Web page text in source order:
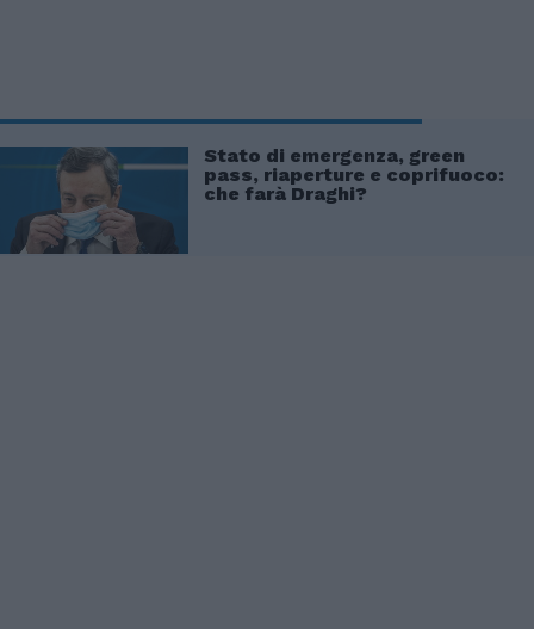
Stato di emergenza, green
pass, riaperture e coprifuoco:
che farà Draghi?